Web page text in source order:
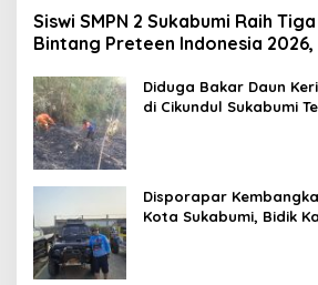
Siswi SMPN 2 Sukabumi Raih
Bintang Preteen Indonesia 2026,
Diduga Bakar Daun
di Cikundul Sukabumi
Disporapar
Kota Sukabumi, Bidik